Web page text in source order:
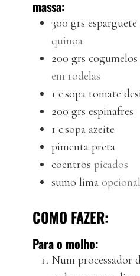
massa:
300 grs esparguete
quinoa
200 grs cogumelos
em rodelas
1 c.sopa tomate
200 grs espinafres
1 c.sopa azeite
pimenta preta
coentros picados
sumo lima opcional
COMO FAZER:
Para o molho:
Num processador